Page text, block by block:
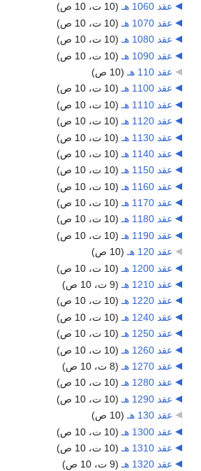
عقد 1060 هـ
‏ (10 ت، 10 ص)
عقد 1070 هـ
(10 ت، 10 ص)
عقد 1080 هـ
(10 ت، 10 ص)
عقد 1090 هـ
(10 ت، 10 ص)
عقد 110 هـ
(10 ص)
عقد 1100 هـ
‏ (10 ت، 10 ص)
عقد 1110 هـ
(10 ت، 10 ص)
عقد 1120 هـ
(10 ت، 10 ص)
عقد 1130 هـ
(10 ت، 10 ص)
عقد 1140 هـ
(10 ت، 10 ص)
عقد 1150 هـ
‏ (10 ت، 10 ص)
عقد 1160 هـ
(10 ت، 10 ص)
عقد 1170 هـ
(10 ت، 10 ص)
عقد 1180 هـ
‏ (10 ت، 10 ص)
عقد 1190 هـ
(10 ت، 10 ص)
عقد 120 هـ
‏ (10 ص)
عقد 1200 هـ
(10 ت، 10 ص)
عقد 1210 هـ
(9 ت، 10 ص)
عقد 1220 هـ
‏ (10 ت، 10 ص)
عقد 1240 هـ
(10 ت، 10 ص)
عقد 1250 هـ
‏ (10 ت، 10 ص)
عقد 1260 هـ
(10 ت، 10 ص)
عقد 1270 هـ
(8 ت، 10 ص)
عقد 1280 هـ
‏ (10 ت، 10 ص)
عقد 1290 هـ
(10 ت، 10 ص)
عقد 130 هـ
(10 ص)
عقد 1300 هـ
(10 ت، 10 ص)
عقد 1310 هـ
(10 ت، 10 ص)
عقد 1320 هـ
‏ (9 ت، 10 ص)